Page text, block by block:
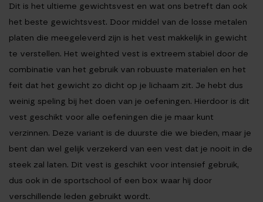
Dit is het ultieme gewichtsvest en wat ons betreft dan ook
het beste gewichtsvest. Door middel van de losse metalen
platen die meegeleverd zijn is het vest makkelijk in gewicht
te verstellen. Het weighted vest is extreem stabiel door de
combinatie van het gebruik van robuuste materialen en het
feit dat het gewicht zo dicht op je lichaam zit. Je hebt dus
weinig speling bij het doen van je oefeningen. Hierdoor is dit
vest geschikt voor alle oefeningen die je maar kunt
verzinnen. Deze variant is de duurste die we bieden, maar je
bent dan wel gelijk verzekerd van een vest dat je nooit in de
steek zal laten. Dit vest is geschikt voor intensief gebruik,
dus ook in de sportschool of een box waar hij door
verschillende leden gebruikt wordt.